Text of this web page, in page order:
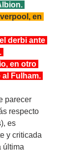
Fulham.
parecer
respecto
es
y criticada
última